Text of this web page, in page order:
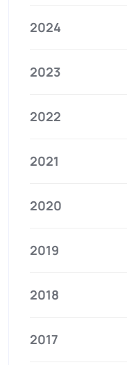
2024
2023
2022
2021
2020
2019
2018
2017